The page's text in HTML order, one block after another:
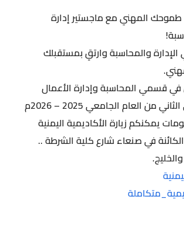
المهني مع ماجستير إدارة
والمحاسبة وارتقِ بمستقبلك
قسمي المحاسبة وإدارة الأعمال
من العام الجامعي 2025 – 2026م
يمكنكم زيارة الأكاديمية اليمنية
الكائنة في صنعاء شارع كلية الشرطة ..